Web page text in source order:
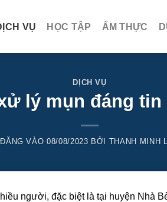
VỤ HỌC TẬP ẨM THỰC
DỊCH VỤ
lý mụn đáng tin
ĐĂNG VÀO08/08/2023 BỞI THANH MINH
người, đặc biệt là tại huyện Nhà